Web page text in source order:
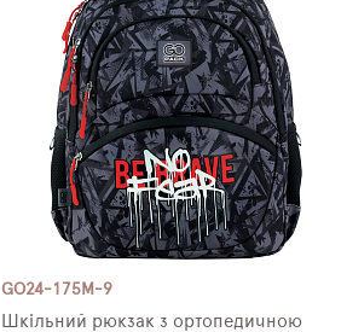
GO24-175M-9
Шкільний рюкзак з ортопедичною